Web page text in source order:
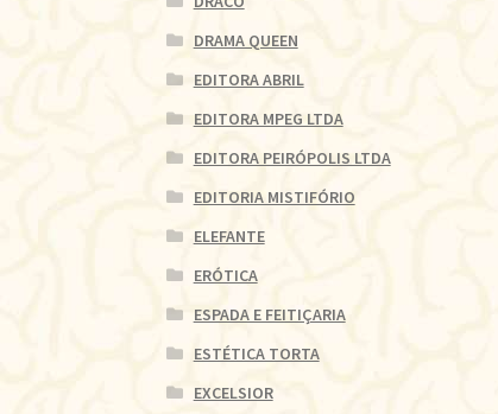
DRAMA QUEEN
EDITORA ABRIL
EDITORA MPEG LTDA
EDITORA PEIRÓPOLIS LTDA
EDITORIA MISTIFÓRIO
ELEFANTE
ERÓTICA
ESPADA E FEITIÇARIA
ESTÉTICA TORTA
EXCELSIOR